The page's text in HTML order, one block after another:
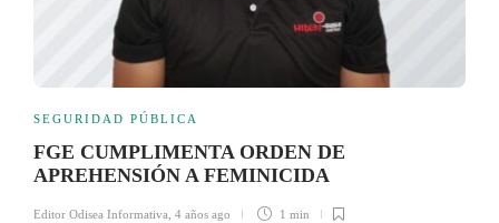
SEGURIDAD PÚBLICA
FGE CUMPLIMENTA ORDEN DE
APREHENSIÓN A FEMINICIDA
Editor Odisea Informativa, 4 años ago 1 min